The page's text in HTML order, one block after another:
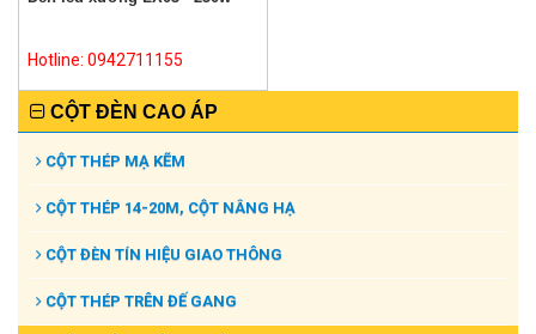
Hotline: 0942711155
CỘT ĐÈN CAO ÁP
CỘT THÉP MẠ KẼM
CỘT THÉP 14-20M, CỘT NÂNG HẠ
CỘT ĐÈN TÍN HIỆU GIAO THÔNG
CỘT THÉP TRÊN ĐẾ GANG